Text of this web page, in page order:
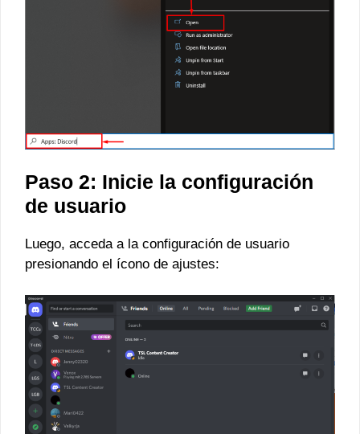
Paso 2: Inicie la configuración
de usuario
Luego, acceda a la configuración de usuario
presionando el ícono de ajustes: